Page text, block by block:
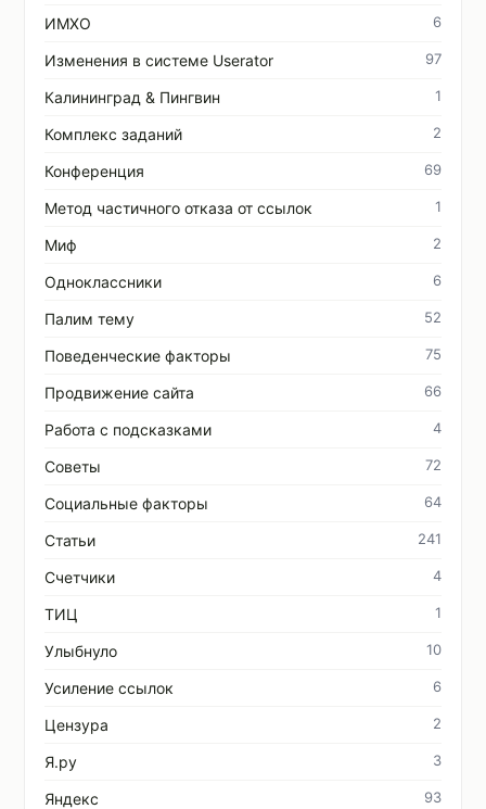
ИМХО 6
Изменения в системе Userator 97
Калининград & Пингвин 1
Комплекс заданий 2
Конференция 69
Метод частичного отказа от ссылок 1
Миф 2
Одноклассники 6
Палим тему 52
Поведенческие факторы 75
Продвижение сайта 66
Работа с подсказками 4
Советы 72
Социальные факторы 64
Статьи 241
Счетчики 4
ТИЦ 1
Улыбнуло 10
Усиление ссылок 6
Цензура 2
Я.ру 3
Яндекс 93